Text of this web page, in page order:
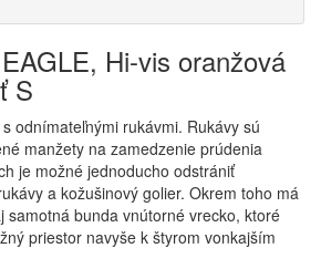
Hi-vis oranžová
S
odnímateľnými rukávmi. Rukávy sú
manžety na zamedzenie prúdenia
je možné jednoducho odstrániť
a kožušinový golier. Okrem toho má
samotná bunda vnútorné vrecko, ktoré
priestor navyše k štyrom vonkajším